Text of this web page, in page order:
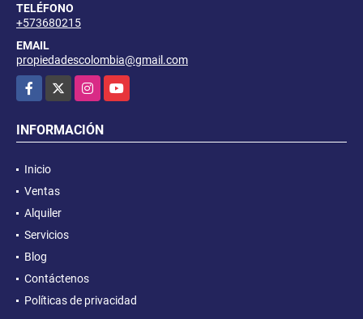
TELÉFONO
+573680215
EMAIL
propiedadescolombia@gmail.com
Facebook
InstagramYouTube
INFORMACIÓN
Inicio
Ventas
Alquiler
Servicios
Blog
Contáctenos
Políticas de privacidad